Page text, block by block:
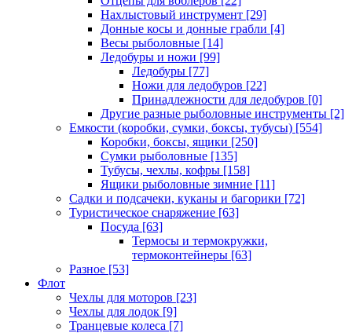
Нахлыстовый инструмент [29]
Донные косы и донные грабли [4]
Весы рыболовные [14]
Ледобуры и ножи [99]
Ледобуры [77]
Ножи для ледобуров [22]
Принадлежности для ледобуров [0]
Другие разные рыболовные инструменты [2]
Емкости (коробки, сумки, боксы, тубусы) [554]
Коробки, боксы, ящики [250]
Сумки рыболовные [135]
Тубусы, чехлы, кофры [158]
Ящики рыболовные зимние [11]
Садки и подсачеки, куканы и багорики [72]
Туристическое снаряжение [63]
Посуда [63]
Термосы и термокружки,
термоконтейнеры [63]
Разное [53]
Флот
Чехлы для моторов [23]
Чехлы для лодок [9]
Транцевые колеса [7]